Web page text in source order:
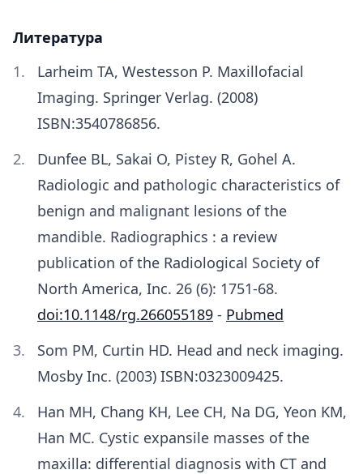
Литература
Larheim TA, Westesson P. Maxillofacial
Imaging. Springer Verlag. (2008)
ISBN:3540786856.
Dunfee BL, Sakai O, Pistey R, Gohel A.
Radiologic and pathologic characteristics of
benign and malignant lesions of the
mandible. Radiographics : a review
publication of the Radiological Society of
North America, Inc. 26 (6): 1751-68.
doi:10.1148/rg.266055189 - Pubmed
Som PM, Curtin HD. Head and neck imaging.
Mosby Inc. (2003) ISBN:0323009425.
Han MH, Chang KH, Lee CH, Na DG, Yeon KM,
Han MC. Cystic expansile masses of the
maxilla: differential diagnosis with CT and